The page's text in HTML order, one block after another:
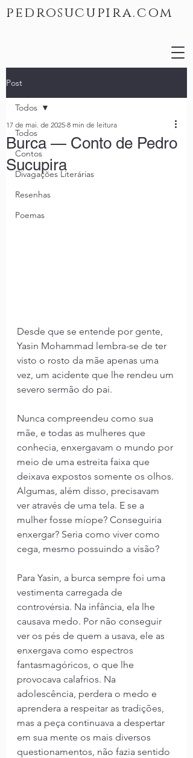
pedrosucupira.com
Post
Todos
Contos
Divagações Literárias
Resenhas
Poemas
Todos
Burca — Conto de Pedro
Sucupira
17 de mai. de 2025 8 min de leitura
Desde que se entende por gente,
Yasin Mohammad lembra-se de ter
visto o rosto da mãe apenas uma
vez, um acidente que lhe rendeu um
severo sermão do pai.
Nunca compreendeu como sua
mãe, e todas as mulheres que
conhecia, enxergavam o mundo por
meio de uma estreita faixa que
deixava expostos somente os olhos.
Algumas, além disso, precisavam
ver através de uma tela. E se a
mulher fosse míope? Conseguiria
enxergar? Seria como viver como
cega, mesmo possuindo a visão?
Para Yasin, a burca sempre foi uma
vestimenta carregada de
controvérsia. Na infância, ela lhe
causava medo. Por não conseguir
ver os pés de quem a usava, ele as
enxergava como espectros
fantasmagóricos, o que lhe
provocava calafrios. Na
adolescência, perdera o medo e
aprendera a respeitar as tradições,
mas a peça continuava a despertar
em sua mente os mais diversos
questionamentos, não fazia sentido